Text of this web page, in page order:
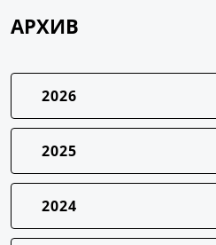
АРХИВ
2026
2025
2024